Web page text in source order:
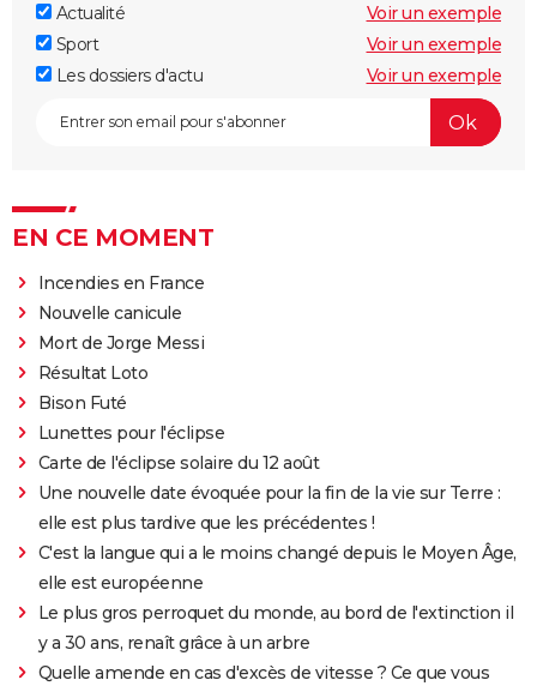
Actualité
Voir un exemple
Sport
Voir un exemple
Les dossiers d'actu
Voir un exemple
EN CE MOMENT
Incendies en France
Nouvelle canicule
Mort de Jorge Messi
Résultat Loto
Bison Futé
Lunettes pour l'éclipse
Carte de l'éclipse solaire du 12 août
Une nouvelle date évoquée pour la fin de la vie sur Terre :
elle est plus tardive que les précédentes !
C'est la langue qui a le moins changé depuis le Moyen Âge,
elle est européenne
Le plus gros perroquet du monde, au bord de l'extinction il
y a 30 ans, renaît grâce à un arbre
Quelle amende en cas d'excès de vitesse ? Ce que vous